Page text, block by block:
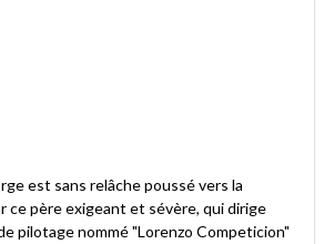
est sans relâche poussé vers la
ce père exigeant et sévère, qui dirige
pilotage nommé "Lorenzo Competicion"